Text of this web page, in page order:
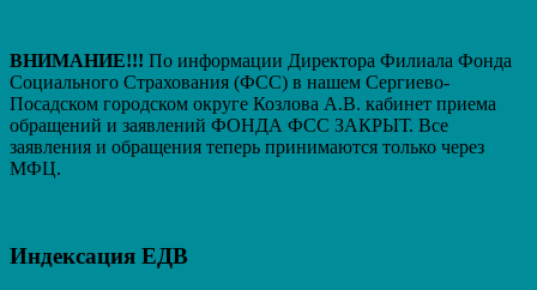
ВНИМАНИЕ!!! По информации Директора Филиала Фонда
Социального Страхования (ФСС) в нашем Сергиево-
Посадском городском округе Козлова А.В. кабинет приема
обращений и заявлений ФОНДА ФСС ЗАКРЫТ. Вcе
заявления и обращения теперь принимаются только через
МФЦ.
Индексация ЕДВ